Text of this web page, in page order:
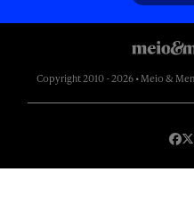
Copyright 2010 - 2026 • Meio &